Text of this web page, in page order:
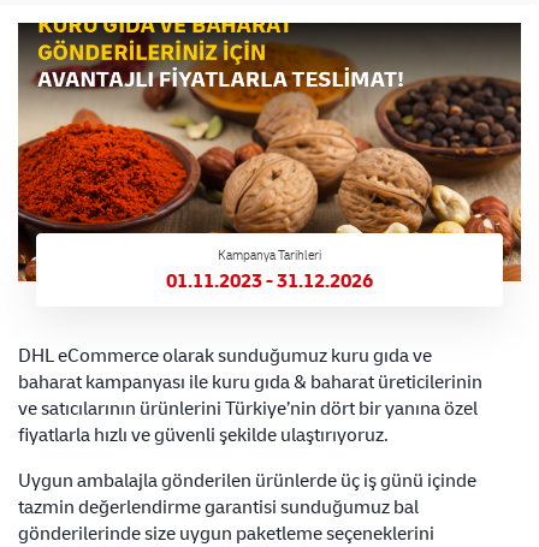
Kampanya Tarihleri
01.11.2023 - 31.12.2026
DHL eCommerce olarak sunduğumuz kuru gıda ve
baharat kampanyası ile kuru gıda & baharat üreticilerinin
ve satıcılarının ürünlerini Türkiye’nin dört bir yanına özel
fiyatlarla hızlı ve güvenli şekilde ulaştırıyoruz.
Uygun ambalajla gönderilen ürünlerde üç iş günü içinde
tazmin değerlendirme garantisi sunduğumuz bal
gönderilerinde size uygun paketleme seçeneklerini